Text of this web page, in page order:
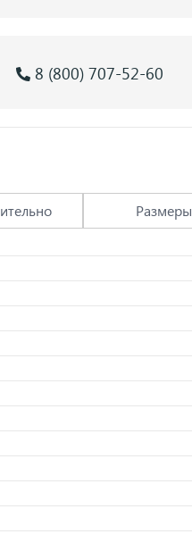
8 (800) 707-52-60
Размеры